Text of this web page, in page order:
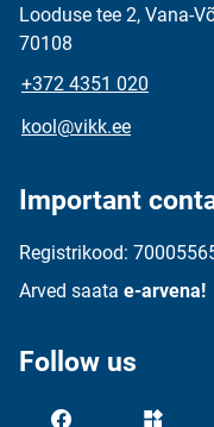
Looduse tee 2, Vana-
70108
+372 4351 020
kool@vikk.ee
Important
Registrikood:
Arved saata e-arvena!
Follow us